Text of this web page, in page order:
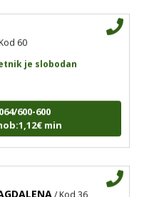
60
je slobodan
600-600
min
/ Kod 36